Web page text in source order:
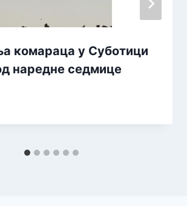
комараца у Суботици
наредне седмице